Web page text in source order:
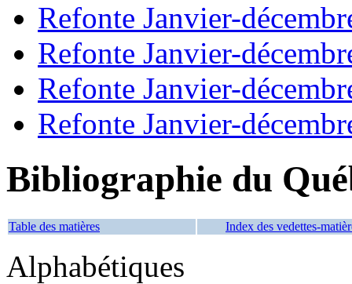
Refonte Janvier-
Refonte Janvier-
Refonte Janvier-
Refonte Janvier-
Bibliographie du
Table des matières Index des vedettes-
Alphabétiques